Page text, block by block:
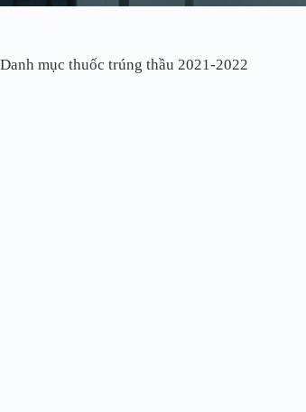
Danh mục thuốc trúng thầu 2021-2022